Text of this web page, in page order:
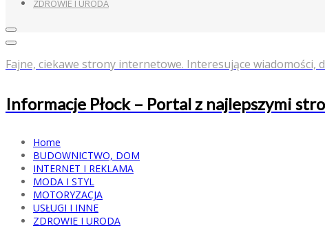
ZDROWIE I URODA
Fajne, ciekawe strony internetowe. Interesujące wiadomości,
Informacje Płock – Portal z najlepszymi
Home
BUDOWNICTWO, DOM
INTERNET I REKLAMA
MODA I STYL
MOTORYZACJA
USŁUGI I INNE
ZDROWIE I URODA